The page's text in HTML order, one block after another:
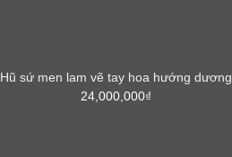
Hũ sứ men lam vẽ tay hoa hướng dương
24,000,000₫